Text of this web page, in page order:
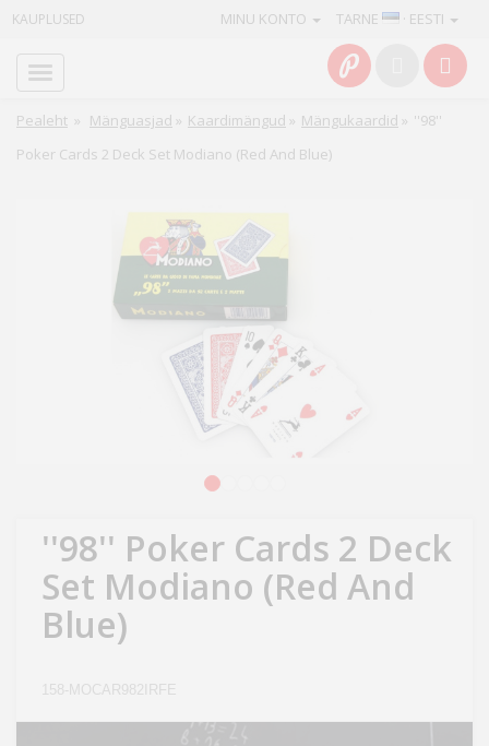
KAUPLUSED TARNE · EESTI
MINU KONTO
Pealeht » Mänguasjad » Kaardimängud » Mängukaardid » ''98''
Poker Cards 2 Deck Set Modiano (Red And Blue)
''98'' Poker Cards 2 Deck
Set Modiano (Red And
Blue)
158-MOCAR982IRFE
Info
Teenused
Fotokaubad
Ilu